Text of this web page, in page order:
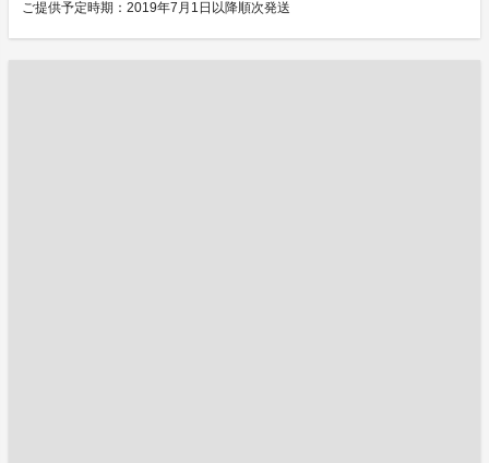
ご提供予定時期：2019年7月1日以降順次発送